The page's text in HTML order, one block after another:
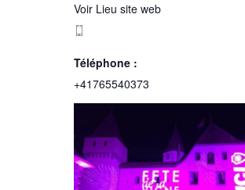
Voir Lieu site web
Téléphone :
+41765540373